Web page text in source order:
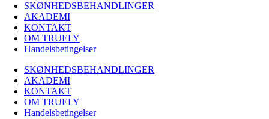
SKØNHEDSBEHANDLINGER
AKADEMI
KONTAKT
OM TRUELY
Handelsbetingelser
SKØNHEDSBEHANDLINGER
AKADEMI
KONTAKT
OM TRUELY
Handelsbetingelser